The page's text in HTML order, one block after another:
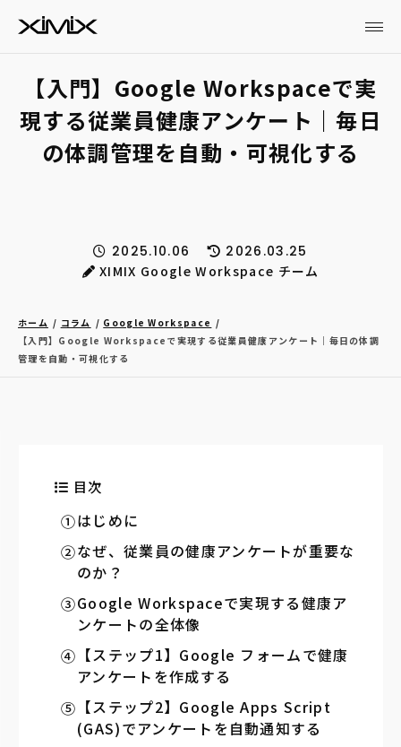
【入門】Google Workspaceで実
現する従業員健康アンケート｜毎日
の体調管理を自動・可視化する
2025.10.06
2026.03.25
XIMIX Google Workspace チーム
ホーム コラム
Google Workspace
【入門】Google Workspaceで実現する従業員健康アンケート｜毎日の体調
管理を自動・可視化する
目次
はじめに
なぜ、従業員の健康アンケートが重要な
のか？
Google Workspaceで実現する健康ア
ンケートの全体像
【ステップ1】Google フォームで健康
アンケートを作成する
【ステップ2】Google Apps Script
(GAS)でアンケートを自動通知する